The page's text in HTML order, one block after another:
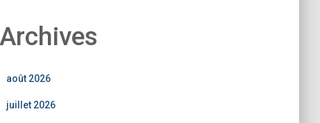
Archives
août 2026
juillet 2026